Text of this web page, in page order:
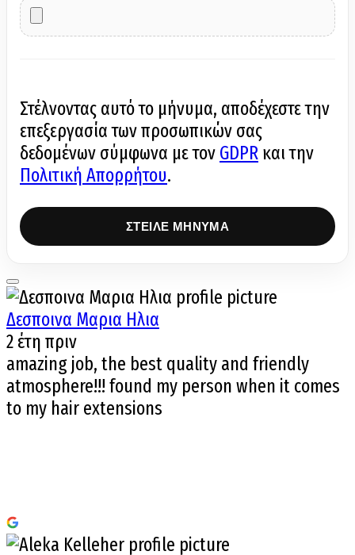
Στέλνοντας αυτό το μήνυμα, αποδέχεστε την
επεξεργασία των προσωπικών σας
δεδομένων σύμφωνα με τον GDPR και την
Πολιτική Απορρήτου.
Δεσποινα Μαρια Ηλια
2 έτη πριν
amazing job, the best quality and friendly
atmosphere!!! found my person when it comes
to my hair extensions